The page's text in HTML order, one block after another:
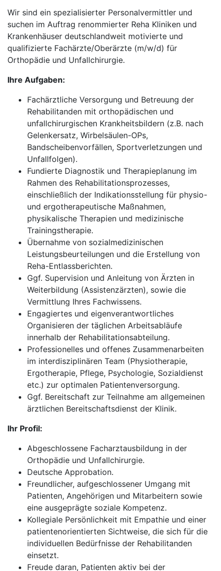
Wir sind ein spezialisierter Personalvermittler und
suchen im Auftrag renommierter Reha Kliniken und
Krankenhäuser deutschlandweit motivierte und
qualifizierte Fachärzte/Oberärzte (m/w/d) für
Orthopädie und Unfallchirurgie.
Ihre Aufgaben:
Fachärztliche Versorgung und Betreuung der
Rehabilitanden mit orthopädischen und
unfallchirurgischen Krankheitsbildern (z.B. nach
Gelenkersatz, Wirbelsäulen-OPs,
Bandscheibenvorfällen, Sportverletzungen und
Unfallfolgen).
Fundierte Diagnostik und Therapieplanung im
Rahmen des Rehabilitationsprozesses,
einschließlich der Indikationsstellung für physio-
und ergotherapeutische Maßnahmen,
physikalische Therapien und medizinische
Trainingstherapie.
Übernahme von sozialmedizinischen
Leistungsbeurteilungen und die Erstellung von
Reha-Entlassberichten.
Ggf. Supervision und Anleitung von Ärzten in
Weiterbildung (Assistenzärzten), sowie die
Vermittlung Ihres Fachwissens.
Engagiertes und eigenverantwortliches
Organisieren der täglichen Arbeitsabläufe
innerhalb der Rehabilitationsabteilung.
Professionelles und offenes Zusammenarbeiten
im interdisziplinären Team (Physiotherapie,
Ergotherapie, Pflege, Psychologie, Sozialdienst
etc.) zur optimalen Patientenversorgung.
Ggf. Bereitschaft zur Teilnahme am allgemeinen
ärztlichen Bereitschaftsdienst der Klinik.
Ihr Profil:
Abgeschlossene Facharztausbildung in der
Orthopädie und Unfallchirurgie.
Deutsche Approbation.
Freundlicher, aufgeschlossener Umgang mit
Patienten, Angehörigen und Mitarbeitern sowie
eine ausgeprägte soziale Kompetenz.
Kollegiale Persönlichkeit mit Empathie und einer
patientenorientierten Sichtweise, die sich für die
individuellen Bedürfnisse der Rehabilitanden
einsetzt.
Freude daran, Patienten aktiv bei der